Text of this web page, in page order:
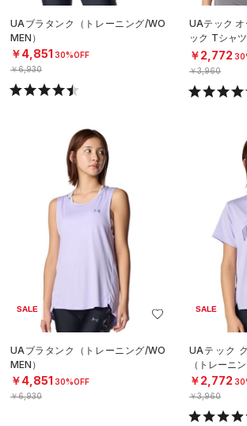
UAブラタンク（トレーニング/WO
MEN）
￥4,851 30%OFF
￥6,930
UAテック オ
ック Tシャ
EN）
￥2,772
￥3,960
SALE
UAブラタンク（トレーニング/WO
MEN）
￥4,851 30%OFF
￥6,930
SALE
UAテック
（トレーニ
￥2,772
￥3,960